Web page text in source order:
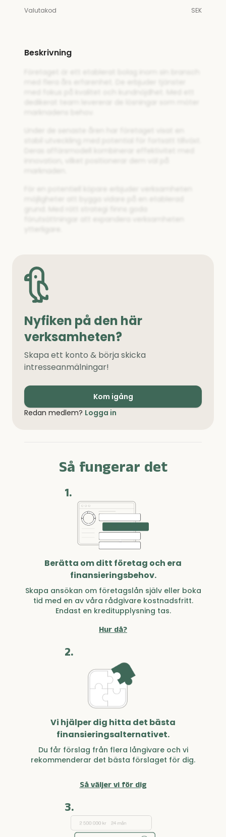
Valutakod SEK
Beskrivning
Nyfiken på den här
verksamheten?
Skapa ett konto & börja skicka
intresseanmälningar!
Kom igång
Redan medlem? Logga in
Så fungerar det
1.
Berätta om ditt företag och era
finansieringsbehov.
Skapa ansökan om företagslån själv eller boka
tid med en av våra rådgivare kostnadsfritt.
Endast en kreditupplysning tas.
Hur då?
2.
Vi hjälper dig hitta det bästa
finansieringsalternativet.
Du får förslag från flera långivare och vi
rekommenderar det bästa förslaget för dig.
Så väljer vi för dig
3.